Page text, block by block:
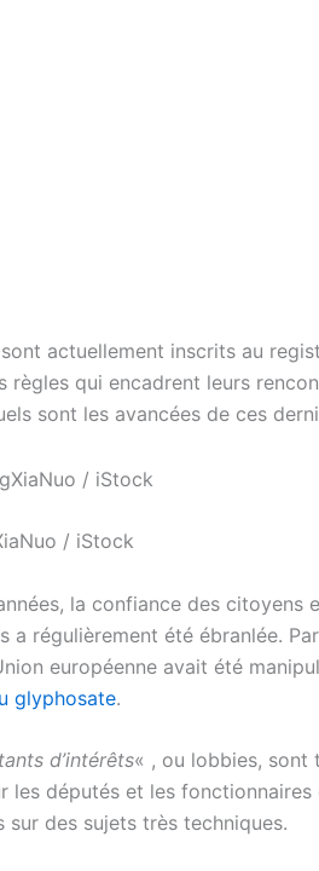
actuellement inscrits au
règles qui encadrent leurs
sont les avancées de ces
/ iStock
la confiance des citoyens
a régulièrement été ébranlée.
européenne avait été
glyphosate.
d’intérêts« , ou lobbies, sont
les députés et les
sur des sujets très techniques.